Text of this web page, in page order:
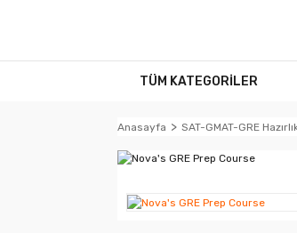
TÜM KATEGORİLER
Anasayfa SAT-GMAT-GRE